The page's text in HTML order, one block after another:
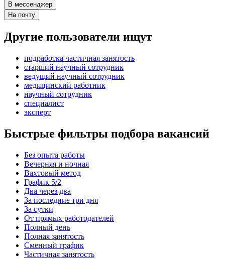
В мессенджер
На почту
Другие пользователи ищут
подработка частичная занятость
старший научный сотрудник
ведущий научный сотрудник
медицинский работник
научный сотрудник
специалист
эксперт
Быстрые фильтры подбора вакансий
Без опыта работы
Вечерняя и ночная
Вахтовый метод
График 5/2
Два через два
За последние три дня
За сутки
От прямых работодателей
Полный день
Полная занятость
Сменный график
Частичная занятость